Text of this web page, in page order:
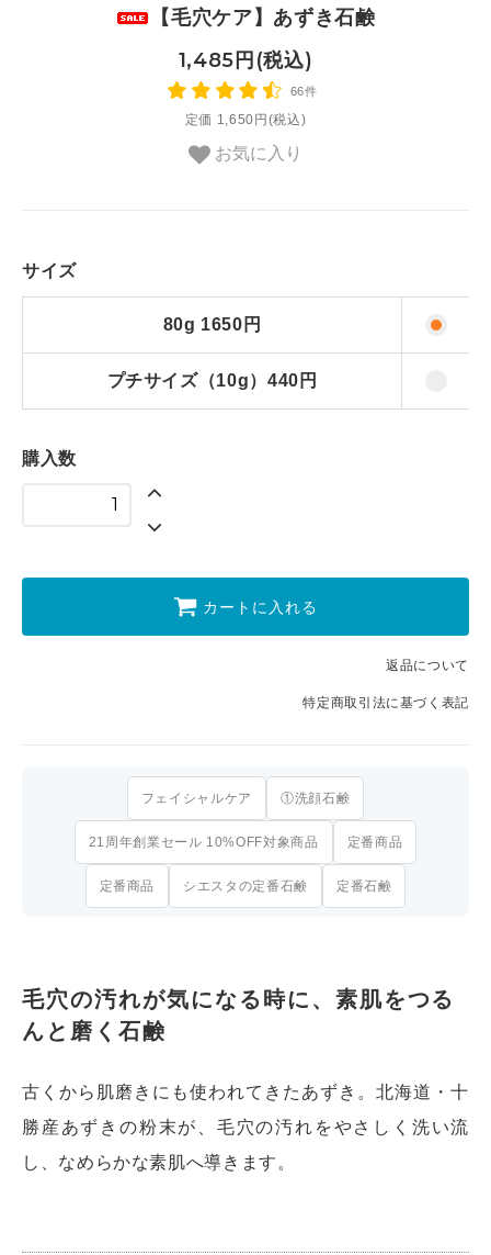
【毛穴ケア】あずき石鹸
1,485円(税込)
66件
定価 1,650円(税込)
お気に入り
サイズ
80g 1650円
プチサイズ（10g）440円
購入数
カートに入れる
返品について
特定商取引法に基づく表記
フェイシャルケア ①洗顔石鹸
21周年創業セール 10%OFF対象商品 定番商品
定番商品 シエスタの定番石鹸 定番石鹸
毛穴の汚れが気になる時に、素肌をつる
んと磨く石鹸
古くから肌磨きにも使われてきたあずき。北海道・十
勝産あずきの粉末が、毛穴の汚れをやさしく洗い流
し、なめらかな素肌へ導きます。